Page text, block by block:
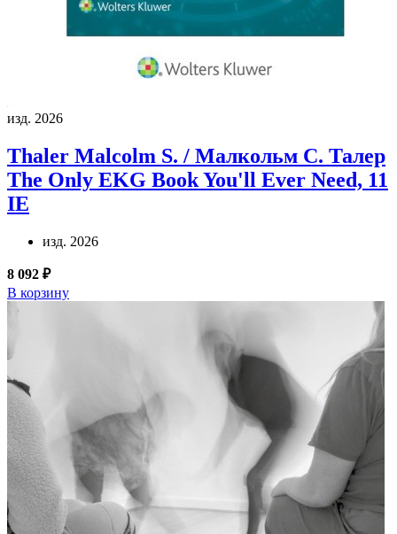
изд. 2026
Thaler Malcolm S. / Малкольм С. Талер
The Only EKG Book You'll Ever Need, 11
IE
изд. 2026
8 092 ₽
В корзину